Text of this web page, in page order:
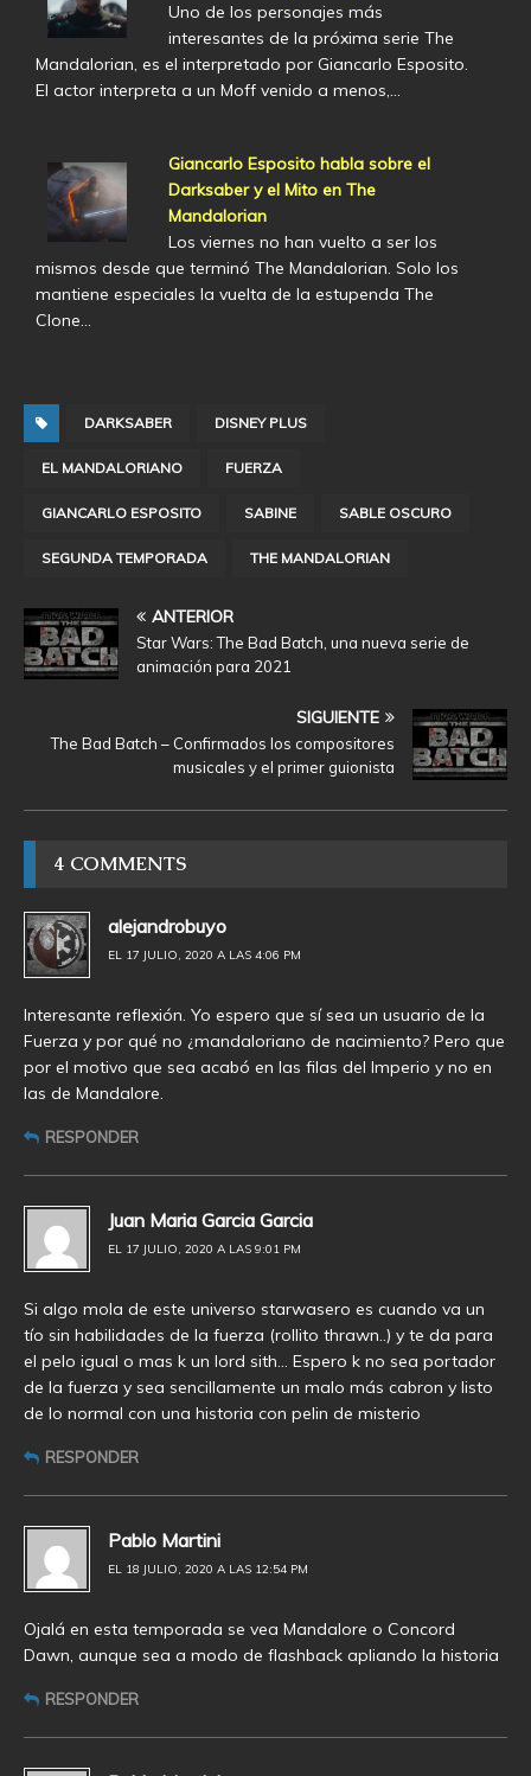
Uno de los personajes más
interesantes de la próxima serie The
Mandalorian, es el interpretado por Giancarlo Esposito.
El actor interpreta a un Moff venido a menos,…
Giancarlo Esposito habla sobre el
Darksaber y el Mito en The
Mandalorian
Los viernes no han vuelto a ser los
mismos desde que terminó The Mandalorian. Solo los
mantiene especiales la vuelta de la estupenda The
Clone…
DARKSABER DISNEY PLUS
EL MANDALORIANO FUERZA
GIANCARLO ESPOSITO SABINE SABLE OSCURO
SEGUNDA TEMPORADA THE MANDALORIAN
ANTERIOR
Star Wars: The Bad Batch, una nueva serie de
animación para 2021
SIGUIENTE
The Bad Batch – Confirmados los compositores
musicales y el primer guionista
4 COMMENTS
alejandrobuyo
EL 17 JULIO, 2020 A LAS 4:06 PM
Interesante reflexión. Yo espero que sí sea un usuario de la
Fuerza y por qué no ¿mandaloriano de nacimiento? Pero que
por el motivo que sea acabó en las filas del Imperio y no en
las de Mandalore.
RESPONDER
Juan Maria Garcia Garcia
EL 17 JULIO, 2020 A LAS 9:01 PM
Si algo mola de este universo starwasero es cuando va un
tío sin habilidades de la fuerza (rollito thrawn..) y te da para
el pelo igual o mas k un lord sith… Espero k no sea portador
de la fuerza y sea sencillamente un malo más cabron y listo
de lo normal con una historia con pelin de misterio
RESPONDER
Pablo Martini
EL 18 JULIO, 2020 A LAS 12:54 PM
Ojalá en esta temporada se vea Mandalore o Concord
Dawn, aunque sea a modo de flashback apliando la historia
RESPONDER